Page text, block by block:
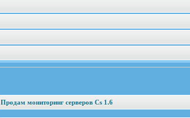
Продам мониторинг серверов Cs 1.6